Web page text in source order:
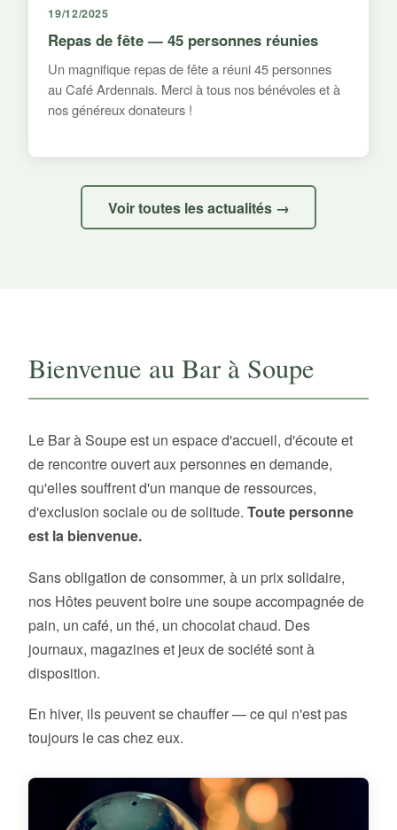
19/12/2025
Repas de fête — 45 personnes réunies
Un magnifique repas de fête a réuni 45 personnes
au Café Ardennais. Merci à tous nos bénévoles et à
nos généreux donateurs !
Voir toutes les actualités →
Bienvenue au Bar à Soupe
Le Bar à Soupe est un espace d'accueil, d'écoute et
de rencontre ouvert aux personnes en demande,
qu'elles souffrent d'un manque de ressources,
d'exclusion sociale ou de solitude. Toute personne
est la bienvenue.
Sans obligation de consommer, à un prix solidaire,
nos Hôtes peuvent boire une soupe accompagnée de
pain, un café, un thé, un chocolat chaud. Des
journaux, magazines et jeux de société sont à
disposition.
En hiver, ils peuvent se chauffer — ce qui n'est pas
toujours le cas chez eux.